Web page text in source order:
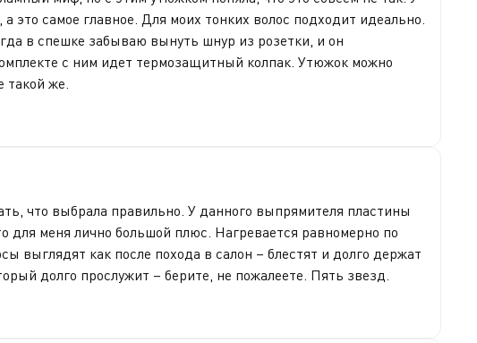
самое главное. Для моих тонких волос подходит идеально.
в спешке забываю вынуть шнур из розетки, и он
с ним идет термозащитный колпак. Утюжок можно
такой же.
что выбрала правильно. У данного выпрямителя пластины
для меня лично большой плюс. Нагревается равномерно по
выглядят как после похода в салон – блестят и долго держат
долго прослужит – берите, не пожалеете. Пять звезд.